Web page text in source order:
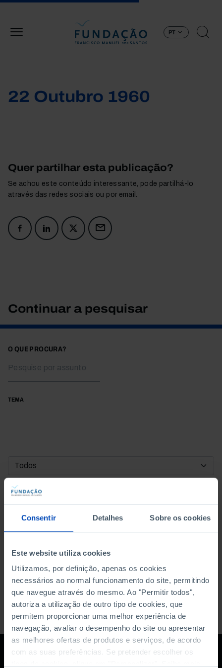
Consentir Detalhes Sobre os cookies
Este website utiliza cookies
Utilizamos, por definição, apenas os cookies
necessários ao normal funcionamento do site, permitindo
que navegue através do mesmo. Ao "Permitir todos",
autoriza a utilização de outro tipo de cookies, que
permitem proporcionar uma melhor experiência de
navegação, avaliar o desempenho do site ou apresentar
as melhores ofertas de produtos e serviços, de acordo
com as suas preferências. Se pretender escolher os
PT
22 Outubro 1960
Quer partilhar esta publicação?
Se achou este conteúdo interessante, pode partilhá-lo
através das redes sociais ou por email.
Continuar a pesquisar
O QUE PROCURA?
TEMA
DATA DE INÍCIO
DATA DE FIM